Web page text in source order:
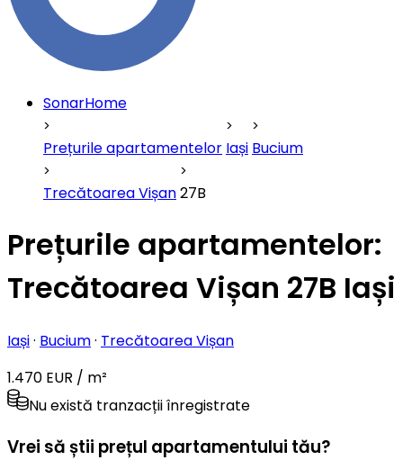
SonarHome
Prețurile apartamentelor Iași Bucium
Trecătoarea Vișan27B
Prețurile apartamentelor:
Trecătoarea Vișan 27B Iași
Iași· Bucium· Trecătoarea Vișan
1.470 EUR / m²
Nu există tranzacții înregistrate
Vrei să știi prețul apartamentului tău?